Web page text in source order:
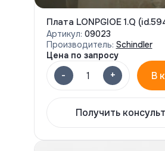
Плата LONPGIOE 1.Q
Артикул: 09023
Производитель: Schindler
Цена по запросу
- 1 + В
Получить